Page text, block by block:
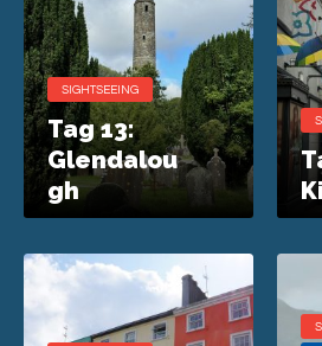
SIGHTSEEING
Tag 13:
Glendalou
gh